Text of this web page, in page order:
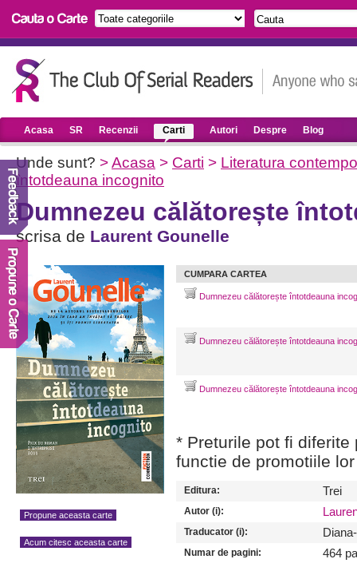
Acasa SR Recenzii Carti Autori Despre Blog
Unde sunt? >Acasa > Carti > Literatura
întotdeauna incognito
Dumnezeu călătorește
scrisa de Laurent Gounelle
Propune aceasta carte
Acum citesc aceasta carte
CUMPARA CARTEA
Dumnezeu călătorește întotdeauna
Dumnezeu călătorește întotdeauna
Dumnezeu călătorește întotdeauna
* Preturile pot fi
functie de promotiile
Editura: Trei
Autor (i):
Traducator (i):
Numar de pagini: 464